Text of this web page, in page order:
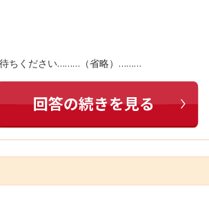
待ちください………（省略）………